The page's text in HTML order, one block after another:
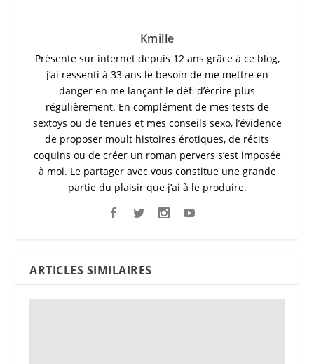
Kmille
Présente sur internet depuis 12 ans grâce à ce blog,
j’ai ressenti à 33 ans le besoin de me mettre en
danger en me lançant le défi d’écrire plus
régulièrement. En complément de mes tests de
sextoys ou de tenues et mes conseils sexo, l’évidence
de proposer moult histoires érotiques, de récits
coquins ou de créer un roman pervers s’est imposée
à moi. Le partager avec vous constitue une grande
partie du plaisir que j’ai à le produire.
ARTICLES SIMILAIRES